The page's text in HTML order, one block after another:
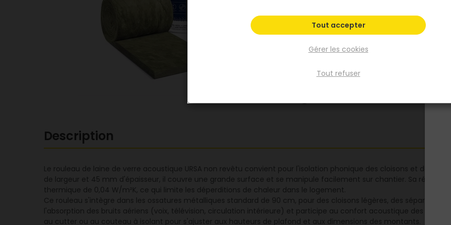
facilement et s'ajuste aux ossatures
standard de 90 cm, pour les chantiers de
Description
Le rouleau de laine de verre acoustique URSA non revêtu convient pour l'isolation phonique des cloisons et
de largeur et 45 mm d'épaisseur, il couvre une grande surface et se manipule facilement sur chantier. Sa
thermique de 0,04 W/m²K, ce qui limite les déperditions de chaleur dans le logement.
Ce rouleau s'intègre dans les ossatures métalliques standard de 90 cm, pour des cloisons légères, des séparations
l'absorption des bruits aériens (voix, télévision, circulation intérieure) et participe au confort acoustique des pièces
au cutter ou au couteau à isolant pour s'ajuster aux hauteurs de plafond et aux dimensions des montants.
Gérer les cookies
Tout refuser
Tout accepter